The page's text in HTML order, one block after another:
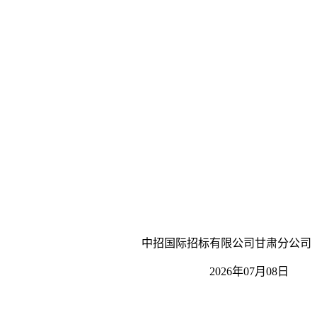
中招国际招标有限公司甘肃分公司
2026年07月08日